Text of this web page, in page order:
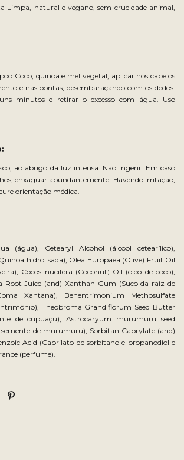
Limpa, natural e vegano, sem crueldade animal,
Coco, quinoa e mel vegetal, aplicar nos cabelos
e nas pontas, desembaraçando com os dedos.
minutos e retirar o excesso com água. Uso
ao abrigo da luz intensa. Não ingerir. Em caso
enxaguar abundantemente. Havendo irritação,
orientação médica.
(água), Cetearyl Alcohol (álcool cetearílico),
hidrolisada), Olea Europaea (Olive) Fruit Oil
Cocos nucifera (Coconut) Oil (óleo de coco),
Root Juice (and) Xanthan Gum (Suco da raiz de
Xantana), Behentrimonium Methosulfate
Theobroma Grandiflorum Seed Butter
de cupuaçu), Astrocaryum murumuru seed
de murumuru), Sorbitan Caprylate (and)
Acid (Caprilato de sorbitano e propanodiol e
(perfume).